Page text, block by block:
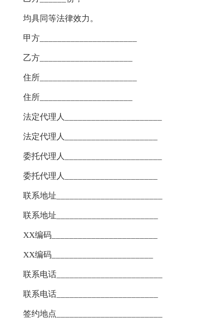
均具同等法律效力。
甲方______________________
乙方_____________________
住所______________________
住所_____________________
法定代理人______________________
法定代理人_____________________
委托代理人______________________
委托代理人_____________________
联系地址________________________
联系地址_______________________
XX编码________________________
XX编码_______________________
联系电话________________________
联系电话_______________________
签约地点________________________